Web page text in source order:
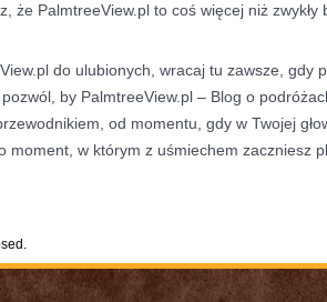
że PalmtreeView.pl to coś więcej niż zwykły
do ulubionych, wracaj tu zawsze, gdy
by PalmtreeView.pl – Blog o
od momentu, gdy w Twojej
moment, w którym z uśmiechem zaczniesz